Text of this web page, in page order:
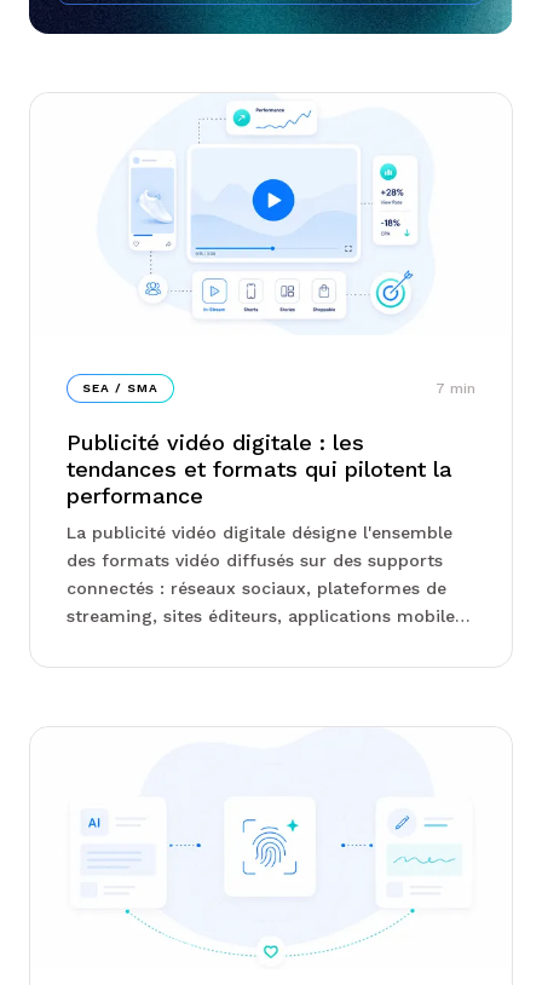
SEA / SMA 7 min
Publicité vidéo digitale : les
tendances et formats qui pilotent la
performance
La publicité vidéo digitale désigne l'ensemble
des formats vidéo diffusés sur des supports
connectés : réseaux sociaux, plateformes de
streaming, sites éditeurs, applications mobiles
à la commun...